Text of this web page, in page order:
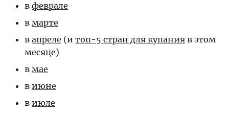
в феврале
в марте
в апреле (и топ-5 стран для купания в этом
месяце)
в мае
в июне
в июле